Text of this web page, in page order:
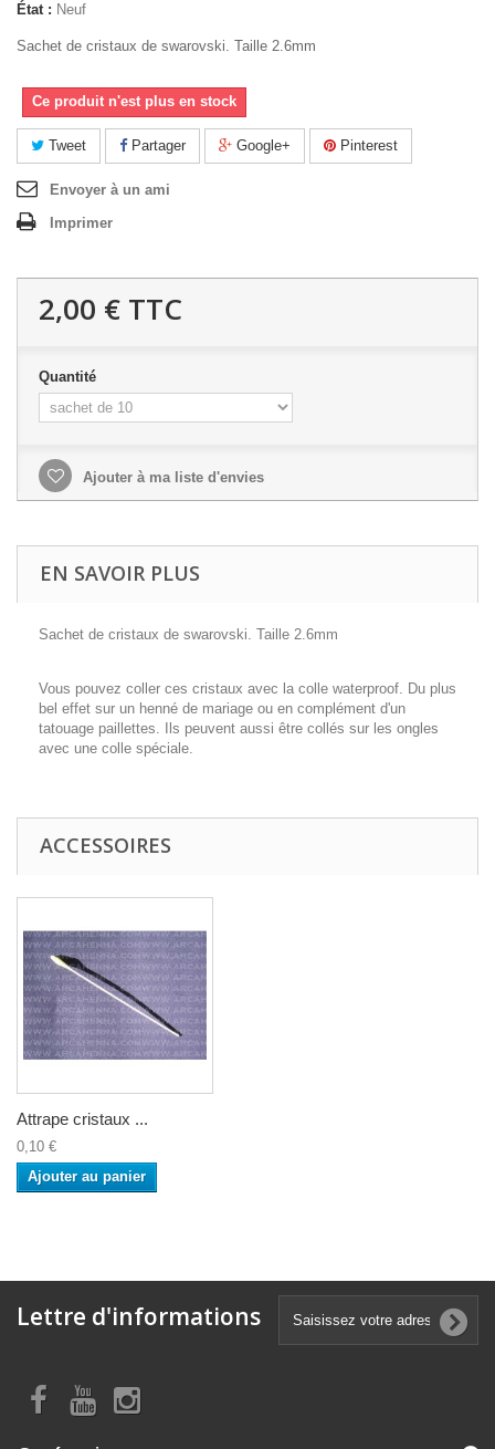
État : Neuf
Sachet de cristaux de swarovski. Taille 2.6mm
Ce produit n'est plus en stock
Tweet Partager Google+ Pinterest
Envoyer à un ami
Imprimer
2,00 € TTC
Quantité
Ajouter à ma liste d'envies
EN SAVOIR PLUS
Sachet de cristaux de swarovski. Taille 2.6mm
Vous pouvez coller ces cristaux avec la colle waterproof. Du plus
bel effet sur un henné de mariage ou en complément d'un
tatouage paillettes. Ils peuvent aussi être collés sur les ongles
avec une colle spéciale.
ACCESSOIRES
Attrape cristaux ...
0,10 €
Ajouter au panier
Lettre d'informations